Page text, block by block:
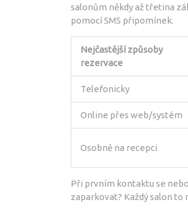
salonům někdy až třetina
pomocí SMS připomínek.
Nejčastější způsoby
rezervace
Telefonicky
Online přes web/systém
Osobně na recepci
Při prvním kontaktu se
zaparkovat? Každý salon